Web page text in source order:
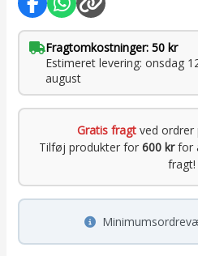
Fragtomkostninger: 50 kr
Estimeret levering: onsdag
august
Gratis fragtved ordrer
Tilføj produkter for 600 krfor
fragt!